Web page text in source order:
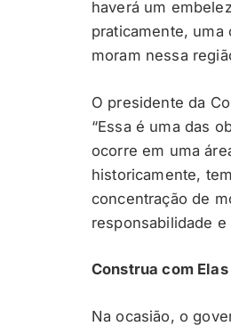
haverá um
praticamente, uma
moram nessa
O presidente da
“Essa é uma das
ocorre em uma
historicamente,
concentração de
responsabilidade
Construa com Elas
Na ocasião, o